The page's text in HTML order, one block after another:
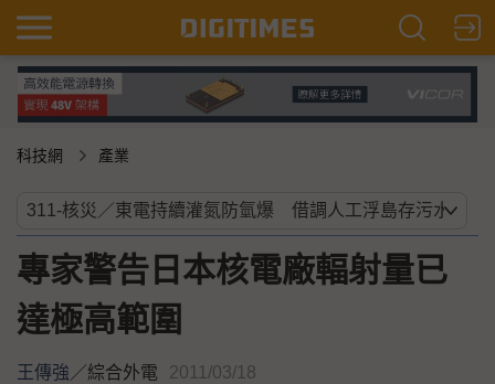
科技網 產業
專家警告日本核電廠輻射量已
達極高範圍
王傳強／綜合外電 2011/03/18